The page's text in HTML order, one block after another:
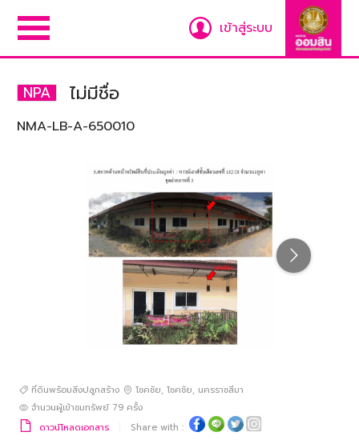
เข้าสู่ระบบ
NPA ไม่มีชื่อ
NMA-LB-A-650010
ที่ดินพร้อมสิ่งปลูกสร้าง โชคชัย, โชคชัย, นครราชสีมา
จำนวนผู้เข้าชมทรัพย์ 79 ครั้ง
ดาวน์โหลดเอกสาร
Share with :